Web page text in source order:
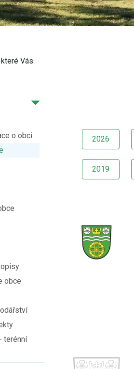
Vás
o obci
obce
terénní
2026
2019